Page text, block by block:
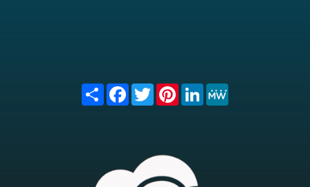
Share FacebookTwitterPinterest
LinkedIn